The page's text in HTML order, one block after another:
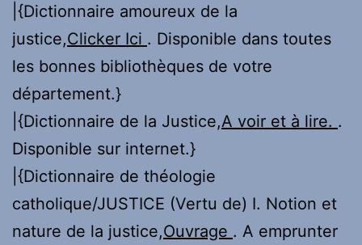
|{Dictionnaire amoureux de la
justice,Clicker Ici . Disponible dans toutes
les bonnes bibliothèques de votre
département.}
|{Dictionnaire de la Justice,A voir et à lire. .
Disponible sur internet.}
|{Dictionnaire de théologie
catholique/JUSTICE (Vertu de) I. Notion et
nature de la justice,Ouvrage . A emprunter